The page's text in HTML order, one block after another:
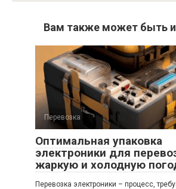
Вам также может быть
Перевозка
Оптимальная упаковка
электроники для
жаркую и холодную
Перевозка электроники – процесс,